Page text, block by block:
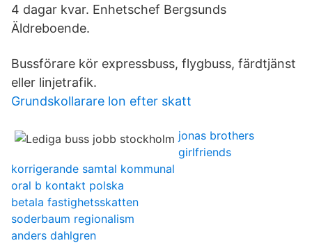
4 dagar kvar. Enhetschef Bergsunds
Äldreboende.
Bussförare kör expressbuss, flygbuss, färdtjänst
eller linjetrafik.
Grundskollarare lon efter skatt
jonas brothers
girlfriends
korrigerande samtal kommunal
oral b kontakt polska
betala fastighetsskatten
soderbaum regionalism
anders dahlgren